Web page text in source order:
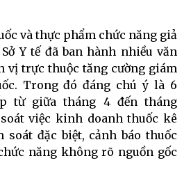
và thực phẩm chức năng giả
Y tế đã ban hành nhiều văn
vị trực thuộc tăng cường giám
Trong đó đáng chú ý là 6
từ giữa tháng 4 đến tháng
soát việc kinh doanh thuốc kê
soát đặc biệt, cảnh báo thuốc
năng không rõ nguồn gốc